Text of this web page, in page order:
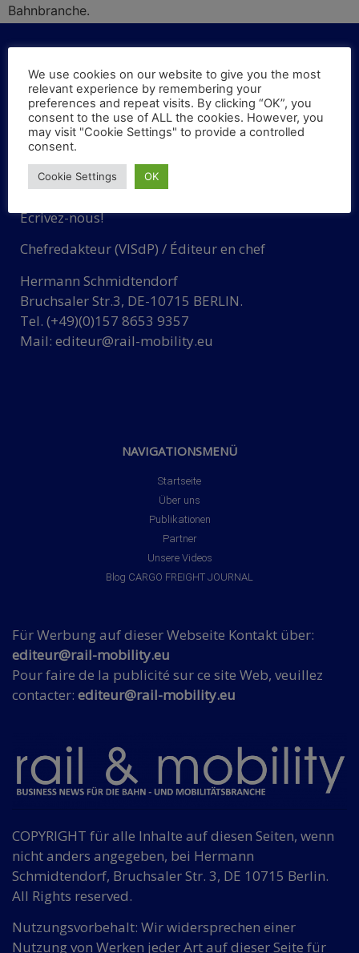
Bahnbranche.
KONTAKT
Haben Sie Fragen oder Vorschläge? Schreiben Sie
uns!
Écrivez-nous!
Chefredakteur (VISdP) / Éditeur en chef
Hermann Schmidtendorf
Bruchsaler Str.3, DE-10715 BERLIN.
Tel. (+49)(0)157 8653 9357
Mail: editeur@rail-mobility.eu
NAVIGATIONSMENÜ
Startseite
Über uns
Publikationen
Partner
Unsere Videos
Blog CARGO FREIGHT JOURNAL
Für Werbung auf dieser Webseite Kontakt über:
editeur@rail-mobility.eu
Pour faire de la publicité sur ce site Web, veuillez
contacter: editeur@rail-mobility.eu
COPYRIGHT für alle Inhalte auf diesen Seiten, wenn
nicht anders angegeben, bei Hermann
Schmidtendorf, Bruchsaler Str. 3, DE 10715 Berlin.
All Rights reserved.
Nutzungsvorbehalt: Wir widersprechen einer
Nutzung von Werken jeder Art auf dieser Seite für
We use cookies on our website to give you the most
relevant experience by remembering your
preferences and repeat visits. By clicking “OK”, you
consent to the use of ALL the cookies. However, you
may visit "Cookie Settings" to provide a controlled
consent.
Cookie Settings OK